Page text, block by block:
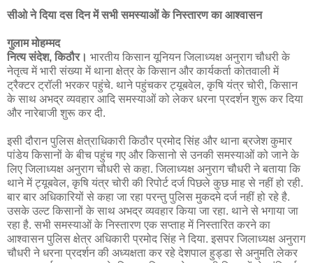
सीओ ने दिया दस दिन में सभी समस्याओं के निस्तारण का आश्वासन
गुलाम मोहम्मद
नित्य संदेश, किठौर। भारतीय किसान यूनियन जिलाध्यक्ष अनुराग चौधरी के
नेतृत्व में भारी संख्या में थाना क्षेत्र के किसान और कार्यकर्ता कोतवाली में
ट्रैक्टर ट्रॉली भरकर पहुंचे. थाने पहुंचकर ट्यूबवेल, कृषि यंत्र चोरी, किसान
के साथ अभद्र व्यवहार आदि समस्याओं को लेकर धरना प्रदर्शन शुरू कर दिया
और नारेबाजी शुरू कर दी.
इसी दौरान पुलिस क्षेत्राधिकारी किठौर प्रमोद सिंह और थाना ब्रजेश कुमार
पांडेय किसानों के बीच पहुंच गए और किसानो से उनकी समस्याओं को जाने के
लिए जिलाध्यक्ष अनुराग चौधरी से कहा. जिलाध्यक्ष अनुराग चौधरी ने बताया कि
थाने में ट्यूबवेल, कृषि यंत्र चोरी की रिपोर्ट दर्ज पिछले कुछ माह से नहीं हो रही.
बार बार अधिकारियों से कहा जा रहा परन्तु पुलिस मुकदमे दर्ज नहीं हो रहे है.
उसके उल्ट किसानों के साथ अभद्र व्यवहार किया जा रहा. थाने से भगाया जा
रहा है. सभी समस्याओं के निस्तारण एक सप्ताह में निस्तारित करने का
आश्वासन पुलिस क्षेत्र अधिकारी प्रमोद सिंह ने दिया. इसपर जिलाध्यक्ष अनुराग
चौधरी ने धरना प्रदर्शन की अध्यक्षता कर रहे देशपाल हुड्डा से अनुमति लेकर